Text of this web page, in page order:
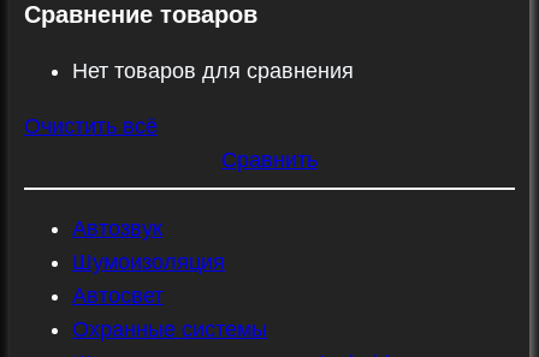
Сравнение товаров
Нет товаров для сравнения
Очистить всё
Сравнить
Автозвук
Шумоизоляция
Автосвет
Охранные системы